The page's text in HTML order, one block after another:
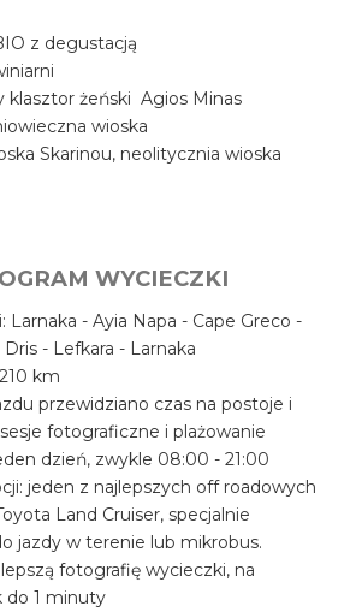
z degustacją
klasztor żeński Agios Minas
wioska
Skarinou, neolitycznia wioska
WYCIECZKI
Larnaka - Ayia Napa - Cape Greco -
- Lefkara - Larnaka
km
przewidziano czas na postoje i
sesje fotograficzne i plażowanie
dzień, zwykle 08:00 - 21:00
jeden z najlepszych off roadowych
Land Cruiser, specjalnie
jazdy w terenie lub mikrobus.
fotografię wycieczki, na
do 1 minuty